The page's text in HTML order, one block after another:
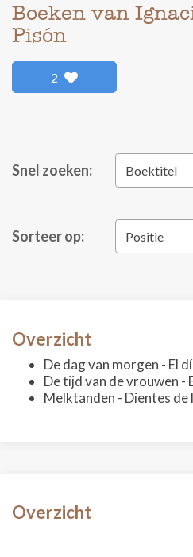
Boeken van
Pisón
2
Snel zoeken: Boektitel
Sorteer op: Positie
Overzicht
De dag van morgen - El
De tijd van de vrouwen -
Melktanden - Dientes de
Overzicht